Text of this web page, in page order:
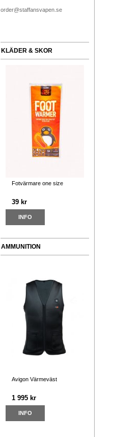
order@staffansvapen.se
KLÄDER & SKOR
Fotvärmare one size
39 kr
INFO
AMMUNITION
Avigon Värmeväst
1 995 kr
INFO